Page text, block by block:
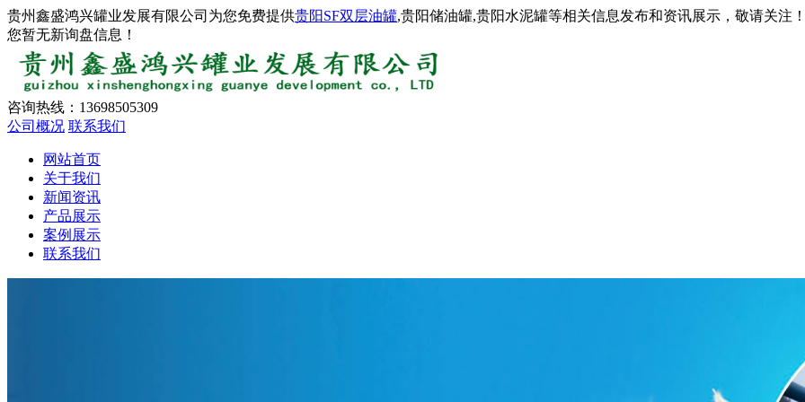
贵州鑫盛鸿兴罐业发展有限公司为您免费提供贵阳SF双层油罐,贵阳储油罐,贵阳水泥罐等相关信息发布和资讯展示，敬请关注
您暂无新询盘信息！
咨询热线： 13698505309
公司概况 联系我们
网站首页
关于我们
新闻资讯
产品展示
案例展示
联系我们